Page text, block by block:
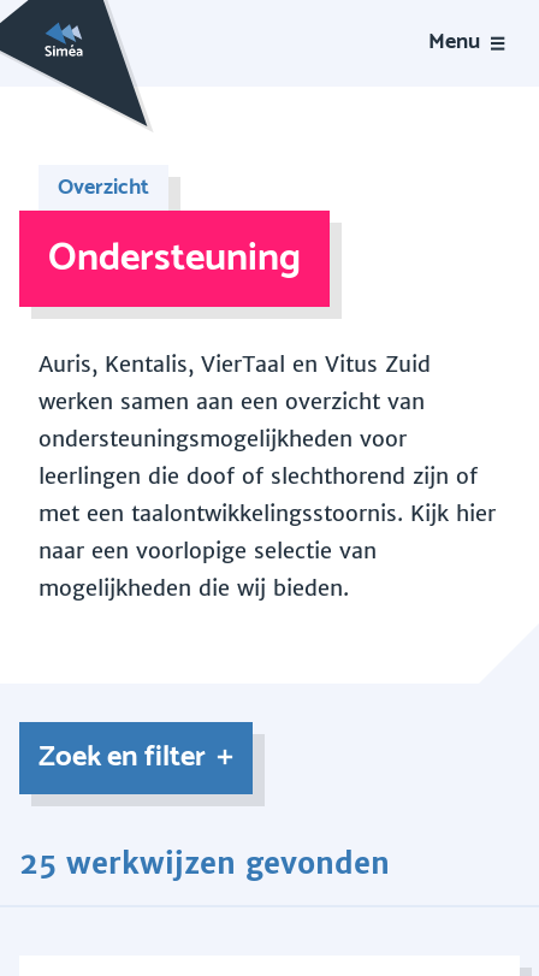
Menu
Overzicht
Ondersteuning
Auris, Kentalis, VierTaal en Vitus Zuid
werken samen aan een overzicht van
ondersteuningsmogelijkheden voor
leerlingen die doof of slechthorend zijn of
met een taalontwikkelingsstoornis. Kijk hier
naar een voorlopige selectie van
mogelijkheden die wij bieden.
Zoek en filter
25 werkwijzen gevonden